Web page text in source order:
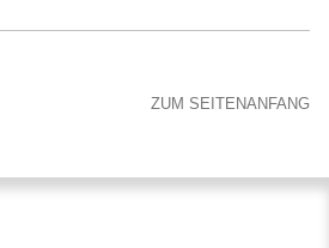
ZUM SEITENANFANG